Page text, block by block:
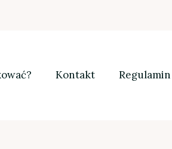
Kontakt Regulamin